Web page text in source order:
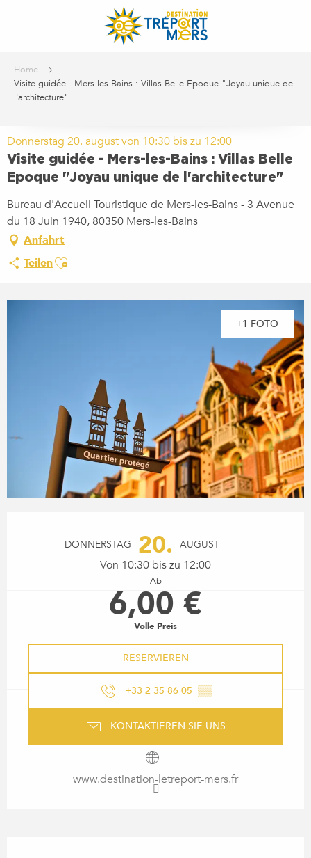
Home
Visite guidée - Mers-les-Bains : Villas Belle Epoque "Joyau unique de
l'architecture"
Donnerstag 20. august von 10:30 bis zu 12:00
Visite guidée - Mers-les-Bains : Villas Belle
Epoque "Joyau unique de l'architecture"
Bureau d'Accueil Touristique de Mers-les-Bains - 3 Avenue
du 18 Juin 1940, 80350 Mers-les-Bains
Anfahrt
TeilenAjouter aux favoris
+1 FOTO
DONNERSTAG 20. AUGUST
Von 10:30 bis zu 12:00
Ab
6,00 €
Volle Preis
RESERVIEREN
+33 2 35 86 05 ▒▒
KONTAKTIEREN SIE UNS
www.destination-letreport-mers.fr